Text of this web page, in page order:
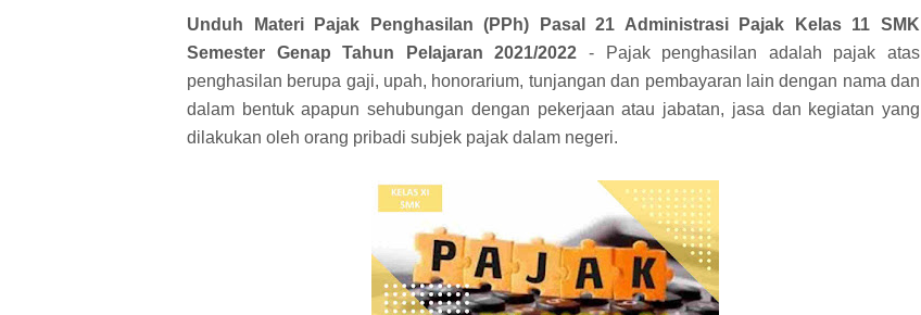
Unduh Materi Pajak Penghasilan (PPh) Pasal 21 Administrasi Pajak Kelas 11 SMK
Semester Genap Tahun Pelajaran 2021/2022 - Pajak penghasilan adalah pajak atas
penghasilan berupa gaji, upah, honorarium, tunjangan dan pembayaran lain dengan nama dan
dalam bentuk apapun sehubungan dengan pekerjaan atau jabatan, jasa dan kegiatan yang
dilakukan oleh orang pribadi subjek pajak dalam negeri.